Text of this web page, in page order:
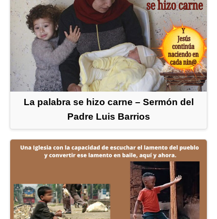
La palabra se hizo carne – Sermón del
Padre Luis Barrios